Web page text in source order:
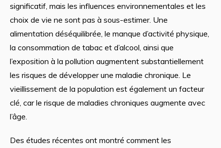
significatif, mais les influences environnementales et les
choix de vie ne sont pas à sous-estimer. Une
alimentation déséquilibrée, le manque d’activité physique,
la consommation de tabac et d’alcool, ainsi que
l’exposition à la pollution augmentent substantiellement
les risques de développer une maladie chronique. Le
vieillissement de la population est également un facteur
clé, car le risque de maladies chroniques augmente avec
l’âge.
Des études récentes ont montré comment les